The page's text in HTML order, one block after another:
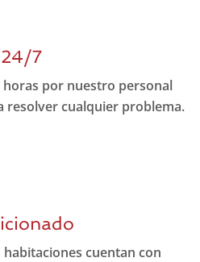
24/7
horas por nuestro personal
resolver cualquier problema.
cuentan con